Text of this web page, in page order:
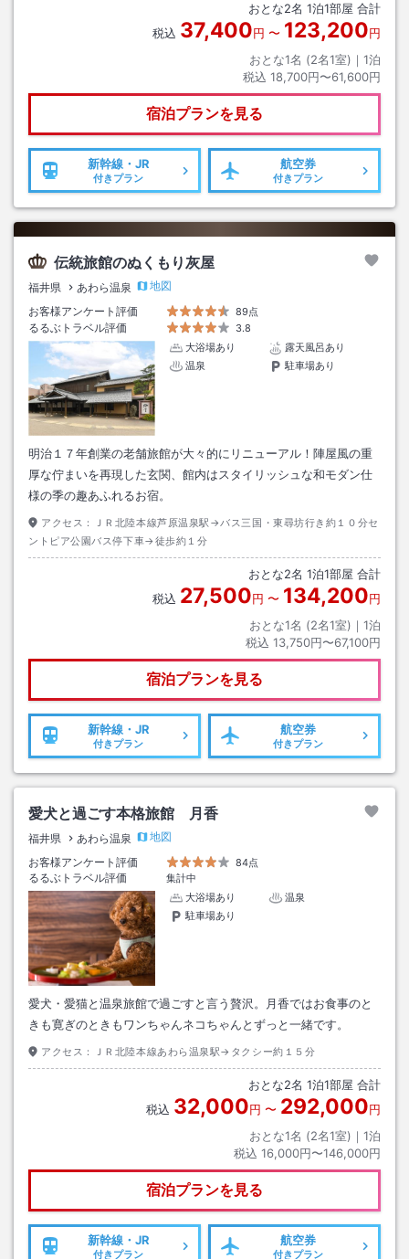
おとな2名 1泊1部屋 合計
税込 37,400円 〜 123,200円
おとな1名 (2名1室)｜ 1泊
税込 18,700円〜61,600円
宿泊プランを見る
新幹線・JR
付きプラン
航空券
付きプラン
伝統旅館のぬくもり灰屋
福井県 あわら温泉
地図
お客様アンケート評価
89点
るるぶトラベル評価
3.8
大浴場あり
露天風呂あり
温泉
駐車場あり
明治１７年創業の老舗旅館が大々的にリニューアル！陣屋風の重
厚な佇まいを再現した玄関、館内はスタイリッシュな和モダン仕
様の季の趣あふれるお宿。
アクセス：
ＪＲ北陸本線芦原温泉駅→バス三国・東尋坊行き約１０分セ
ントピア公園バス停下車→徒歩約１分
おとな2名 1泊1部屋 合計
税込 27,500円 〜 134,200円
おとな1名 (2名1室)｜ 1泊
税込 13,750円〜67,100円
宿泊プランを見る
新幹線・JR
付きプラン
航空券
付きプラン
愛犬と過ごす本格旅館 月香
福井県 あわら温泉
地図
お客様アンケート評価
84点
るるぶトラベル評価
集計中
大浴場あり
温泉
駐車場あり
愛犬・愛猫と温泉旅館で過ごすと言う贅沢。月香ではお食事のと
きも寛ぎのときもワンちゃんネコちゃんとずっと一緒です。
アクセス： ＪＲ北陸本線あわら温泉駅→タクシー約１５分
おとな2名 1泊1部屋 合計
税込 32,000円 〜 292,000円
おとな1名 (2名1室)｜ 1泊
税込 16,000円〜146,000円
宿泊プランを見る
新幹線・JR
付きプラン
航空券
付きプラン